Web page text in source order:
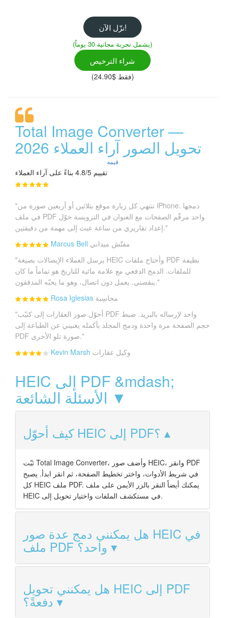
نزّل الآن!
(يشمل تجربة مجانية 30 يوماً)
شراء الترخيص
(فقط $24.90)
Total Image Converter —
تحويل الصور آراء العملاء 2026
قيمه
تقييم 4.8/5 بناءً على آراء العملاء
"تنتهي كل زيارة موقع بثلاثين أو أربعين صورة من iPhone. دمجها
في ملف PDF واحد مرقّم الصفحات مع العنوان في الترويسة حوّل
إعداد تقاريري من ساعة عبث إلى مهمة من دقيقتين."
Marcus Bell مفتّش ميداني
"يرسل العملاء الإيصالات بصيغة HEIC وأحتاج ملفات PDF نظيفة
للملفات. الدمج الدفعي مع علامة مائية للتاريخ هو تماماً ما كان
ينقصني. يعمل دون اتصال، وهو ما يحبّه المدققون."
Rosa Iglesias محاسِبة
"أحوّل صور العقارات إلى كتيّب PDF واحد لإرساله بالبريد. ضبط
حجم الصفحة مرة واحدة ودمج المجلد بأكمله يغنيني عن الطباعة إلى
PDF صورة تلو الأخرى."
Kevin Marsh وكيل عقارات
HEIC إلى PDF &mdash;
الأسئلة الشائعة ▼
كيف أحوّل HEIC إلى PDF؟
ثبّت Total Image Converter، وأضف صور HEIC، وانقر PDF
في شريط الأدوات، واختر تخطيط الصفحة، ثم انقر ابدأ. يصبح
كل HEIC ملف PDF. يمكنك أيضاً النقر بالزر الأيمن على ملف
HEIC في مستكشف الملفات واختيار تحويل إلى.
هل يمكنني دمج عدة صور HEIC في
ملف PDF واحد؟
هل يمكنني تحويل HEIC إلى PDF
دفعةً؟